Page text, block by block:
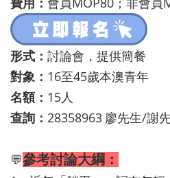
形式： 討論會，提供簡餐
對象： 16至45歲本澳青年
名額： 15人
查詢： 28358963 廖先生/謝
💬參考討論大綱：